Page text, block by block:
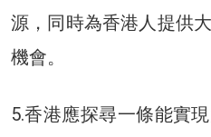
源，同時為香港人提供
機會。
5.香港應探尋一條能實